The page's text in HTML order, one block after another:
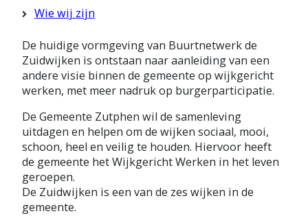
t
w
e
r
k
Wie wij zijn
De huidige vormgeving van Buurtnetwerk de
Zuidwijken is ontstaan naar aanleiding van een
andere visie binnen de gemeente op wijkgericht
werken, met meer nadruk op burgerparticipatie.
De Gemeente Zutphen wil de samenleving
uitdagen en helpen om de wijken sociaal, mooi,
schoon, heel en veilig te houden. Hiervoor heeft
de gemeente het Wijkgericht Werken in het leven
geroepen.
De Zuidwijken is een van de zes wijken in de
gemeente.